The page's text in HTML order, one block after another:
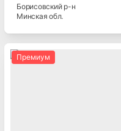
Борисовскийр-н
Минская обл.
Премиум